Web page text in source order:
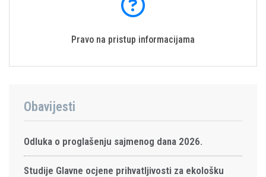
Pravo na pristup informacijama
Obavijesti
Odluka o proglašenju sajmenog dana 2026.
Studije Glavne ocjene prihvatljivosti za ekološku